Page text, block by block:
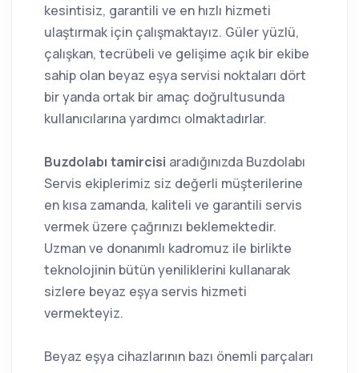
kesintisiz, garantili ve en hızlı hizmeti
ulaştırmak için çalışmaktayız. Güler yüzlü,
çalışkan, tecrübeli ve gelişime açık bir ekibe
sahip olan beyaz eşya servisi noktaları dört
bir yanda ortak bir amaç doğrultusunda
kullanıcılarına yardımcı olmaktadırlar.
Buzdolabı tamircisi aradığınızda Buzdolabı
Servis ekiplerimiz siz değerli müşterilerine
en kısa zamanda, kaliteli ve garantili servis
vermek üzere çağrınızı beklemektedir.
Uzman ve donanımlı kadromuz ile birlikte
teknolojinin bütün yeniliklerini kullanarak
sizlere beyaz eşya servis hizmeti
vermekteyiz.
Beyaz eşya cihazlarının bazı önemli parçaları